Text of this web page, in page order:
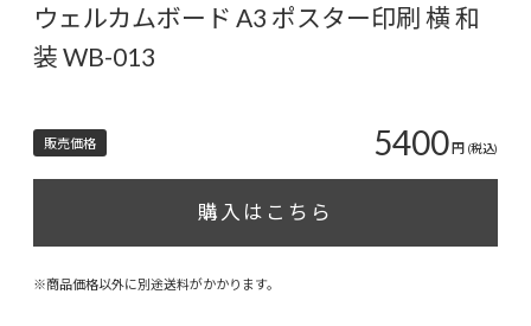
ウェルカムボード A3 ポスター印刷 横 和
装 WB-013
販売価格 5400 円 (税込)
購入はこちら
※商品価格以外に別途送料がかかります。